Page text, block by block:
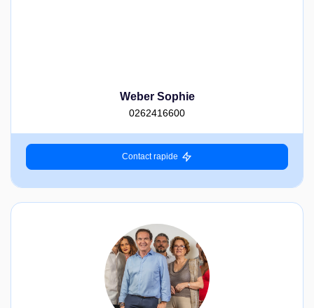
Weber Sophie
0262416600
Contact rapide